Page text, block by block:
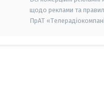
щодо реклами та
ПрАТ